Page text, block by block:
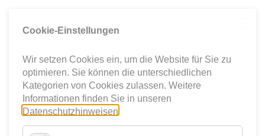
InMediasP GmbH  Über uns  Aktuelles
Aktuelles
Cookie-Einstellungen
Wir setzen Cookies ein, um die Website für Sie zu
optimieren. Sie können die unterschiedlichen
Kategorien von Cookies zulassen. Weitere
Informationen finden Sie in unseren
Datenschutzhinweisen